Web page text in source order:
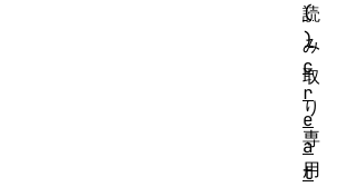
読
み
取
り
専
用
(
)
c
r
e
a
t